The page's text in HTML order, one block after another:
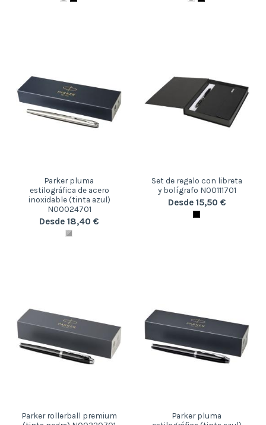
Parker pluma
estilográfica de acero
inoxidable (tinta azul)
N00024701
Desde 18,40 €
Set de regalo con libreta
y bolígrafo N00111701
Desde 15,50 €
Parker rollerball premium
Parker pluma